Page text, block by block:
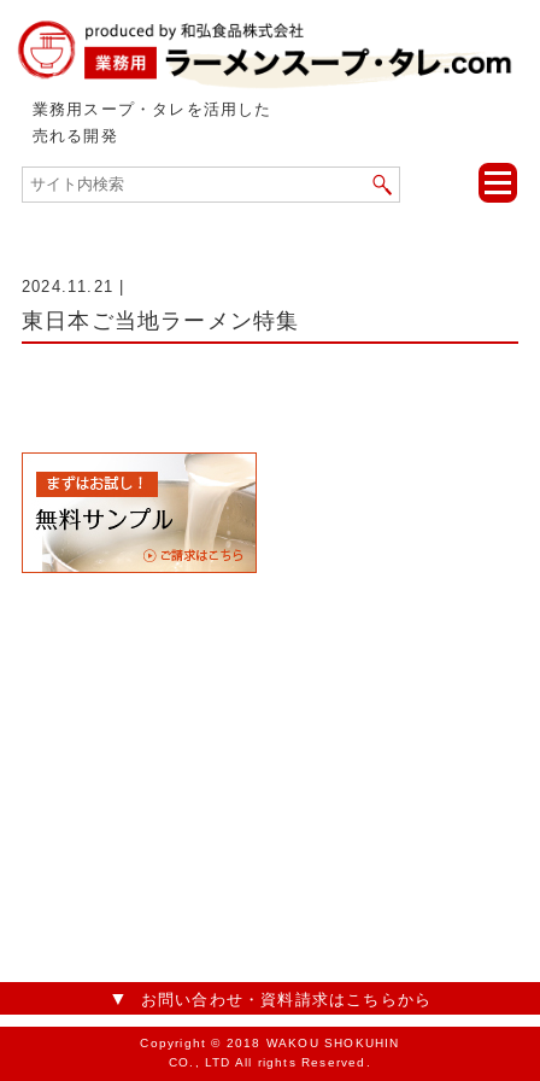
業務用スープ・タレを活用した
売れる開発
toggle
2024.11.21 |
東日本ご当地ラーメン特集
お問い合わせ・資料請求はこちらから
Copyright © 2018 WAKOU SHOKUHIN
CO., LTD All rights Reserved.